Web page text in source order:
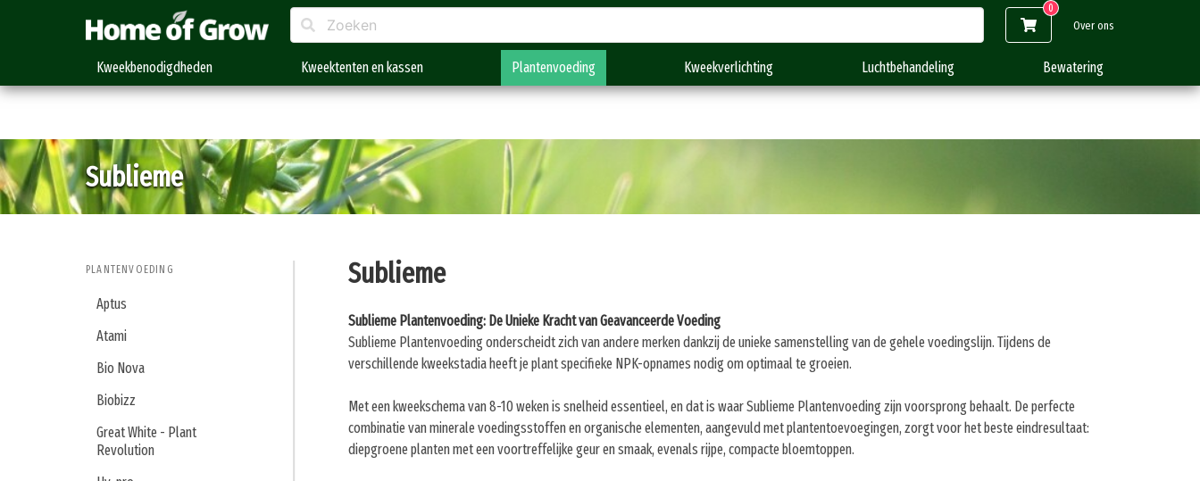
Kweekbenodigdheden Kweektenten en kassen Plantenvoeding Kweekverlichting Luchtbehandeling Bewatering
Over ons
Sublieme
PLANTENVOEDING
Aptus
Atami
Bio Nova
Biobizz
Great White - Plant
Revolution
Sublieme
Sublieme Plantenvoeding: De Unieke Kracht van Geavanceerde Voeding
Sublieme Plantenvoeding onderscheidt zich van andere merken dankzij de unieke samenstelling van de gehele voedingslijn. Tijdens de
verschillende kweekstadia heeft je plant specifieke NPK-opnames nodig om optimaal te groeien.
Met een kweekschema van 8-10 weken is snelheid essentieel, en dat is waar Sublieme Plantenvoeding zijn voorsprong behaalt. De perfecte
combinatie van minerale voedingsstoffen en organische elementen, aangevuld met plantentoevoegingen, zorgt voor het beste eindresultaat:
diepgroene planten met een voortreffelijke geur en smaak, evenals rijpe, compacte bloemtoppen.